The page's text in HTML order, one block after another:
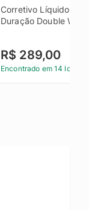
Corretivo Líquido de
Duração Double Wear
R$ 289,00
Encontrado em 14 lojas